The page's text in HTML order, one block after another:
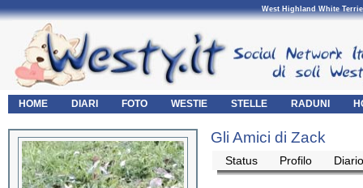
West Highland White
HOME DIARI FOTO WESTIE STELLE RADUNI
Gli Amici di Zack
Status Profilo Diario